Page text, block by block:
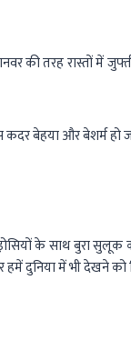
की तरह रास्तों में
बेहया और बेशर्म हो
के साथ बुरा सुलूक
दुनिया में भी देखने को